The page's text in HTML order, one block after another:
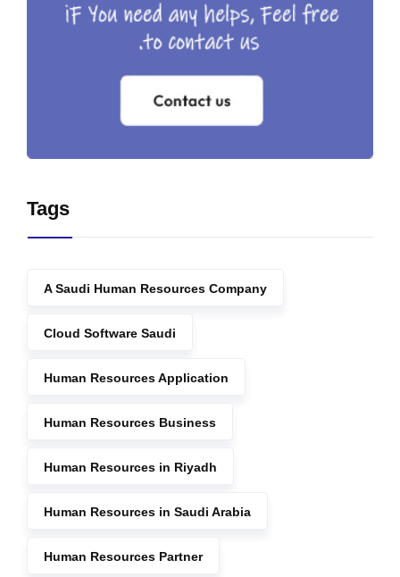
Tags
A Saudi Human Resources Company
Cloud Software Saudi
Human Resources Application
Human Resources Business
Human Resources in Riyadh
Human Resources in Saudi Arabia
Human Resources Partner